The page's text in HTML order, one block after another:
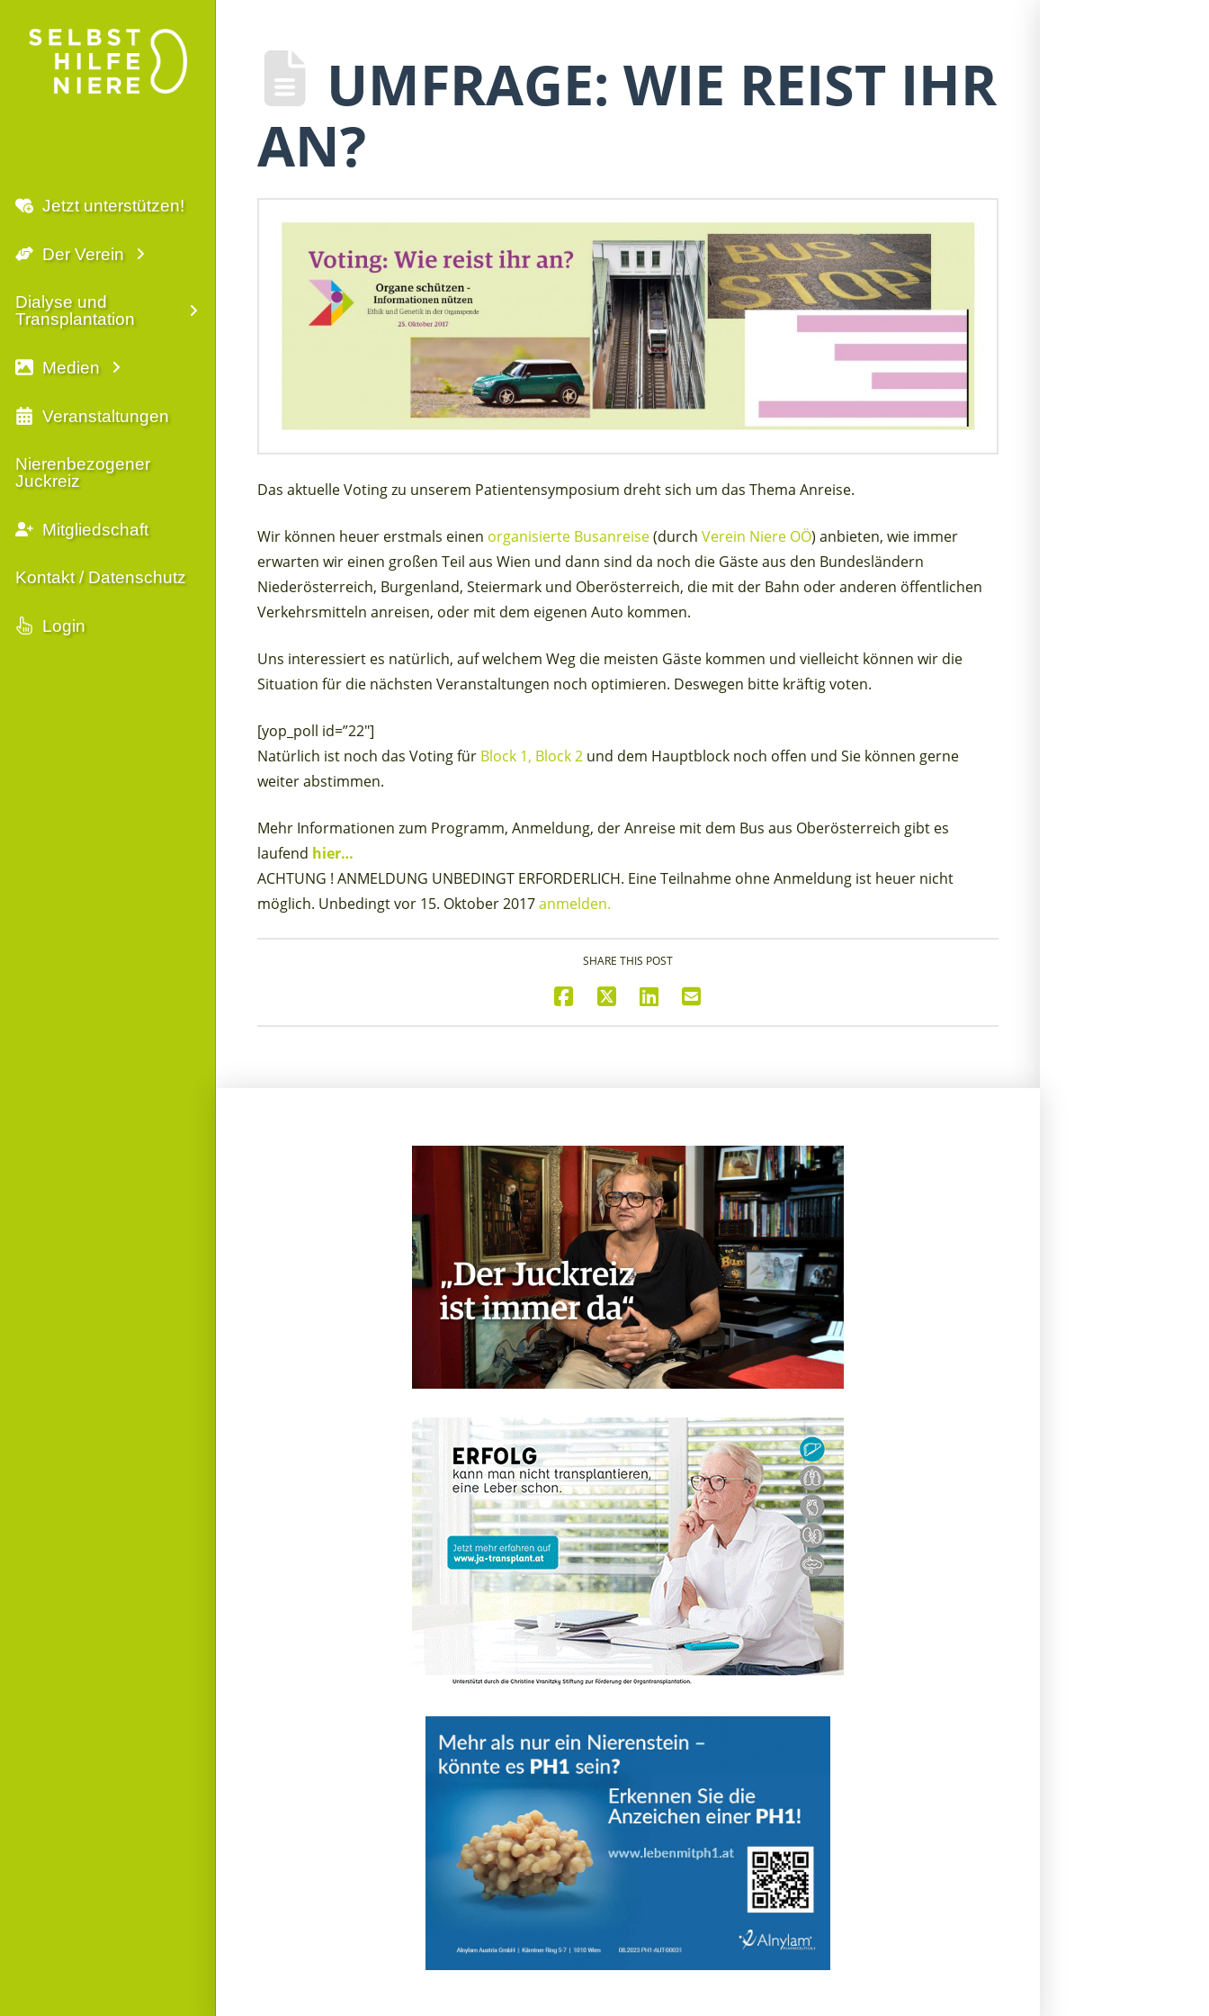
Jetzt unterstützen!
Der Verein
Dialyse und
Transplantation
Medien
Veranstaltungen
Nierenbezogener
Juckreiz
Mitgliedschaft
Kontakt / Datenschutz
Login
UMFRAGE: WIE REIST IHR
AN?
Das aktuelle Voting zu unserem Patientensymposium dreht sich um das Thema Anreise.
Wir können heuer erstmals einen organisierte Busanreise(durch Verein Niere OÖ) anbieten, wie immer
erwarten wir einen großen Teil aus Wien und dann sind da noch die Gäste aus den Bundesländern
Niederösterreich, Burgenland, Steiermark und Oberösterreich, die mit der Bahn oder anderen öffentlichen
Verkehrsmitteln anreisen, oder mit dem eigenen Auto kommen.
Uns interessiert es natürlich, auf welchem Weg die meisten Gäste kommen und vielleicht können wir die
Situation für die nächsten Veranstaltungen noch optimieren. Deswegen bitte kräftig voten.
[yop_poll id=”22″]
Natürlich ist noch das Voting für Block 1, Block 2und dem Hauptblock noch offen und Sie können gerne
weiter abstimmen.
Mehr Informationen zum Programm, Anmeldung, der Anreise mit dem Bus aus Oberösterreich gibt es
laufend hier…
ACHTUNG ! ANMELDUNG UNBEDINGT ERFORDERLICH. Eine Teilnahme ohne Anmeldung ist heuer nicht
möglich. Unbedingt vor 15. Oktober 2017anmelden.
SHARE THIS POST